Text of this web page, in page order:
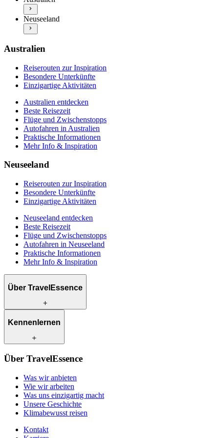
Autofahren in Australien
Praktische Informationen
Mehr Info & Inspiration
Neuseeland entdecken
Beste Reisezeit
Flüge und Zwischenstopps
Praktische Informationen
Neuseeland
Australien
Reiserouten zur Inspiration
Besondere Unterkünfte
Einzigartige Aktivitäten
Australien entdecken
Beste Reisezeit
Flüge und Zwischenstopps
Autofahren in Australien
Praktische Informationen
Mehr Info & Inspiration
Neuseeland
Reiserouten zur Inspiration
Besondere Unterkünfte
Einzigartige Aktivitäten
Neuseeland entdecken
Beste Reisezeit
Flüge und Zwischenstopps
Autofahren in Neuseeland
Praktische Informationen
Mehr Info & Inspiration
Über TravelEssence
Was wir anbieten
Was uns einzigartig macht
Klimabewusst reisen
Kontakt
Karriere
Kennenlernen
Unsere Reiseexperten
Unsere Kunden
Über TravelEssence
Was wir anbieten
Wie wir arbeiten
Was uns einzigartig macht
Unsere Geschichte
Klimabewusst reisen
Kontakt